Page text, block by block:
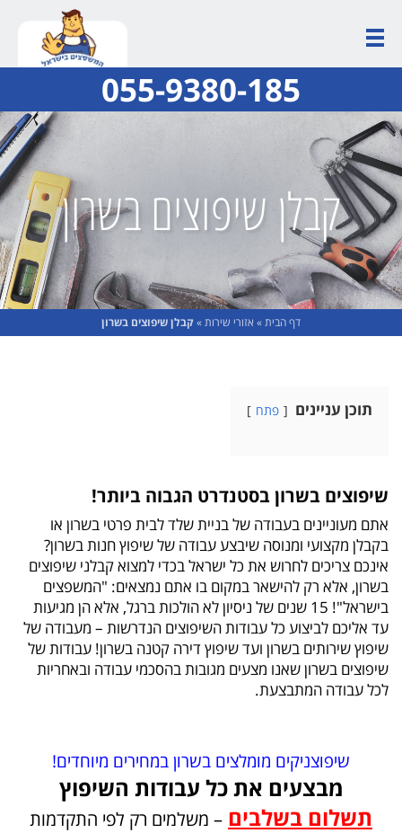
055-9380-185
קבלן שיפוצים בשרון
דף הבית» אזורי שירות»קבלן שיפוצים בשרון
תוכן עניינים פתח
שיפוצים בשרון בסטנדרט הגבוה ביותר!
אתם מעוניינים בעבודה של בניית שלד לבית פרטי בשרון או
בקבלן מקצועי ומנוסה שיבצע עבודה של שיפוץ חנות בשרון?
אינכם צריכים לחרוש את כל ישראל בכדי למצוא קבלני שיפוצים
בשרון, אלא רק להישאר במקום בו אתם נמצאים: "המשפצים
בישראל"! 15 שנים של ניסיון לא הולכות ברגל, אלא הן מגיעות
עד אליכם לביצוע כל עבודות השיפוצים הנדרשות – מעבודה של
שיפוץ שירותים בשרון ועד שיפוץ דירה קטנה בשרון! עבודות של
שיפוצים בשרון שאנו מצעים מגובות בהסכמי עבודה ובאחריות
לכל עבודה המתבצעת.
שיפוצניקים מומלצים בשרון במחירים מיוחדים!
מבצעים את כל עבודות השיפוץ
תשלום בשלבים – משלמים רק לפי התקדמות